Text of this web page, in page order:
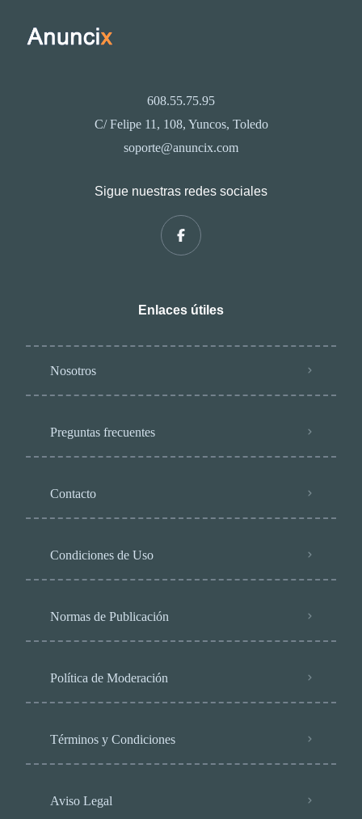
608.55.75.95
C/ Felipe 11, 108, Yuncos, Toledo
soporte@anuncix.com
Sigue nuestras redes sociales
Enlaces útiles
Nosotros
Preguntas frecuentes
Contacto
Condiciones de Uso
Normas de Publicación
Política de Moderación
Términos y Condiciones
Aviso Legal